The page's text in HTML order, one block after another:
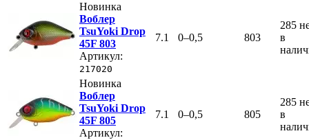
Новинка
Воблер
TsuYoki Drop
45F 803
Артикул:
217020
7.1 0–0,5 803
285
в
Новинка
Воблер
TsuYoki Drop
45F 805
Артикул:
7.1 0–0,5 805
285
в